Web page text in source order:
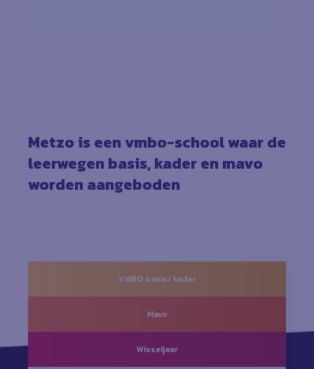
Metzo is een vmbo-school waar de
leerwegen basis, kader en mavo
worden aangeboden
VMBO basis/ kader
Mavo
Wisseljaar